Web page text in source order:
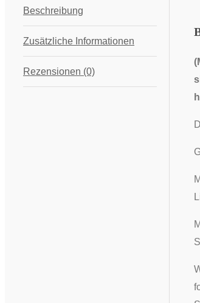
Beschreibung
Zusätzliche Informationen
Rezensionen (0)